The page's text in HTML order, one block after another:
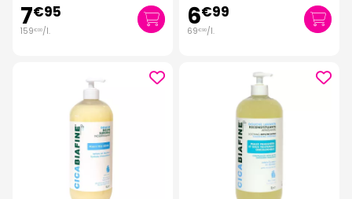
7€95
159€00/l. 6€99
69€90/l.